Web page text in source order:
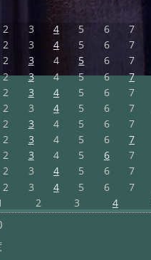
2 3 4 5 6 7
2 3 4 5 6 7
2 3 4 5 6 7
2 3 4 5 6 7
2 3 4 5 6 7
2 3 4 5 6 7
2 3 4 5 6 7
2 3 4 5 6 7
2 3 4 5 6 7
2 3 4 5 6 7
2 3 4 5 6 7
2 3 4